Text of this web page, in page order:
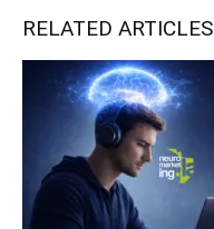
RELATED ARTICLES